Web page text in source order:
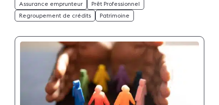
Assurance emprunteur
Prêt Professionnel
Regroupement de crédits
Patrimoine